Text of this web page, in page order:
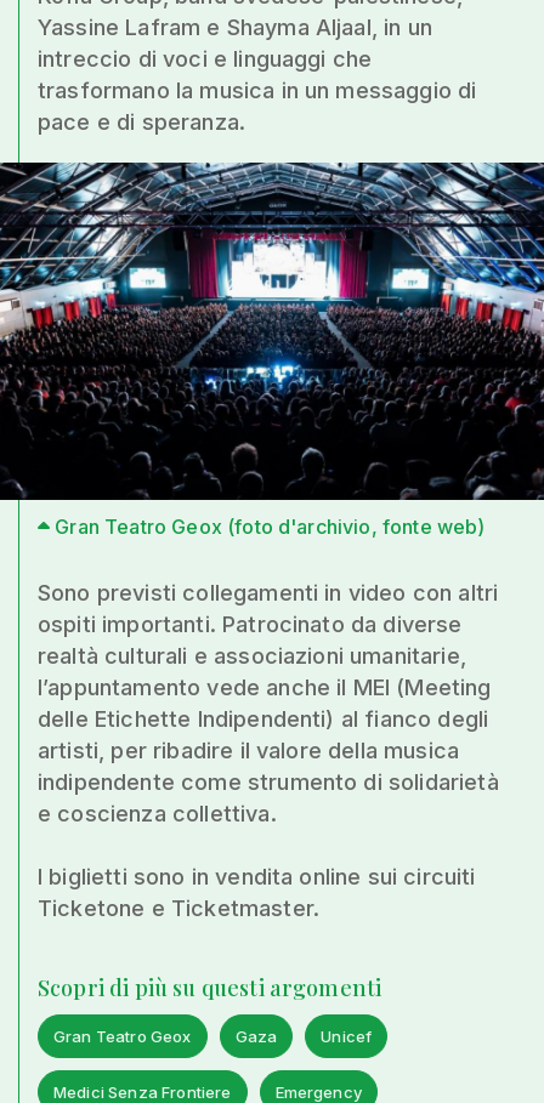
Yassine Lafram e Shayma Aljaal, in un
intreccio di voci e linguaggi che
trasformano la musica in un messaggio di
pace e di speranza.
Gran Teatro Geox (foto d'archivio, fonte web)
Sono previsti collegamenti in video con altri
ospiti importanti. Patrocinato da diverse
realtà culturali e associazioni umanitarie,
l’appuntamento vede anche il MEI (Meeting
delle Etichette Indipendenti) al fianco degli
artisti, per ribadire il valore della musica
indipendente come strumento di solidarietà
e coscienza collettiva.
I biglietti sono in vendita online sui circuiti
Ticketone e Ticketmaster.
Scopri di più su questi argomenti
Gran Teatro Geox Gaza Unicef
Medici Senza Frontiere Emergency